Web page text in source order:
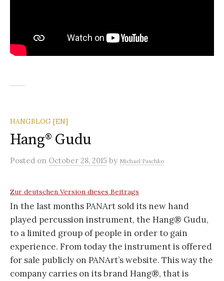
HANGBLOG [EN]
Hang® Gudu
Posted on October 28, 2015 by Michael Paschko
Zur deutschen Version dieses Beitrags
In the last months PANArt sold its new hand
played percussion instrument, the Hang® Gudu,
to a limited group of people in order to gain
experience. From today the instrument is offered
for sale publicly on PANArt’s website. This way the
company carries on its brand Hang®, that is